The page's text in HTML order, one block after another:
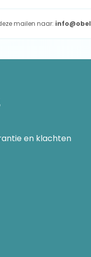
mailen naar:
en klachten